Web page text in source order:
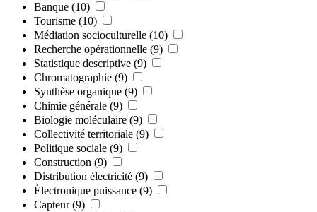
Banque (10)
Tourisme (10)
Médiation socioculturelle (10)
Recherche opérationnelle (9)
Statistique descriptive (9)
Chromatographie (9)
Synthèse organique (9)
Chimie générale (9)
Biologie moléculaire (9)
Collectivité territoriale (9)
Politique sociale (9)
Construction (9)
Distribution électricité (9)
Électronique puissance (9)
Capteur (9)